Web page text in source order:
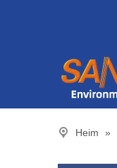
Heim »